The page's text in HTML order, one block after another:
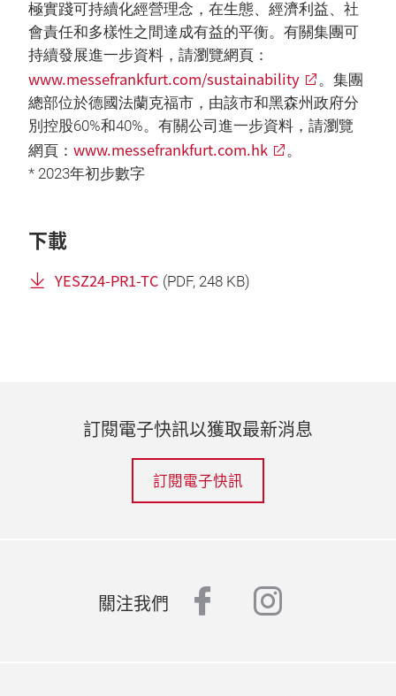
極實踐可持續化經營理念，在生態、經濟利益、社
會責任和多樣性之間達成有益的平衡。有關集團可
持續發展進一步資料，請瀏覽網頁：
www.messefrankfurt.com/sustainability
。集團
總部位於德國法蘭克福市，由該市和黑森州政府分
別控股60%和40%。有關公司進一步資料，請瀏覽
網頁： www.messefrankfurt.com.hk
。
* 2023年初步數字
下載
YESZ24-PR1-TC (PDF, 248 KB)
訂閱電子快訊以獲取最新消息
訂閱電子快訊
關注我們 facebook